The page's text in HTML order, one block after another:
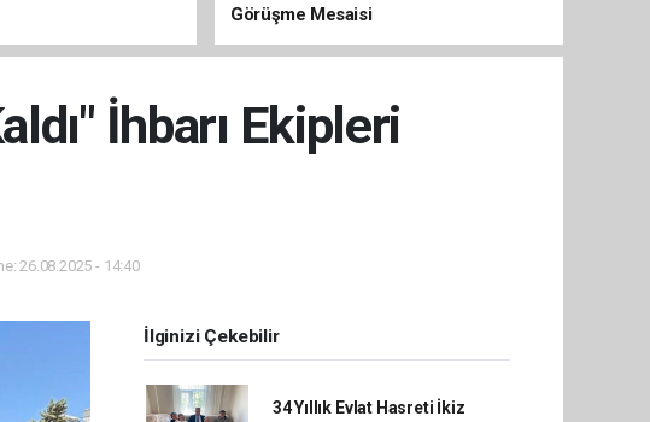
Görüşme Mesaisi
İhbarı Ekipleri
26.08.2025 - 14:40
İlginizi Çekebilir
34 Yıllık Evlat Hasreti İkiz